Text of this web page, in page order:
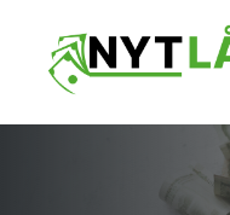
indhold